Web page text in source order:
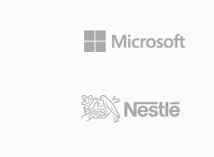
umum pada elektronik
mendukung pemutaran
Codec ini juga
pesan multimedia dan
3G2 dirancang untuk
yang dapat diputar pada